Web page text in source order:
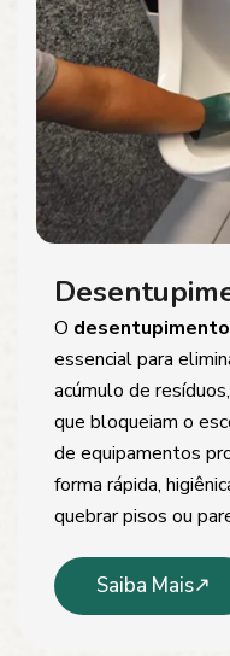
O
essencial para
acúmulo de
que bloqueiam o
de equipamentos
forma rápida,
quebrar pisos ou
Saiba Mais